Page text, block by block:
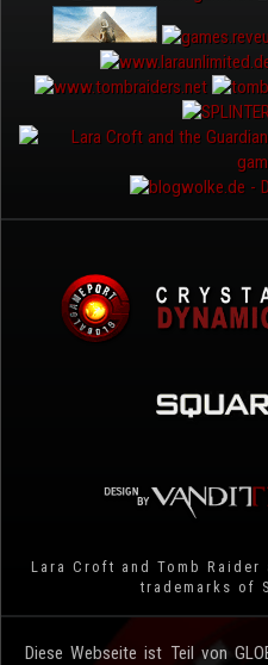
Lara Croft and Tomb
trademarks of
Diese Webseite ist Teil von